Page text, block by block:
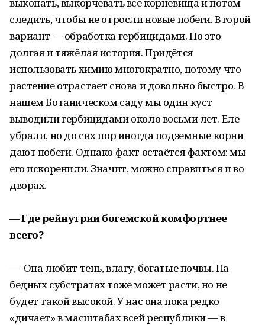
следить, чтобы не отросли новые побеги. Второй
вариант — обработка гербицидами. Но это
долгая и тяжёлая история. Придётся
использовать химию многократно, потому что
растение отрастает снова и довольно быстро. В
нашем Ботаническом саду мы один куст
выводили гербицидами около восьми лет. Еле
убрали, но до сих пор иногда подземные корни
дают побеги. Однако факт остаётся фактом: мы
его искоренили. Значит, можно справиться и во
дворах.
— Где рейнутрии богемской комфортнее
всего?
— Она любит тень, влагу, богатые почвы. На
бедных субстратах тоже может расти, но не
будет такой высокой. У нас она пока редко
«дичает» в масштабах всей республики — в